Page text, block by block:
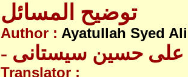
توضیح المسائل
Author : Ayatullah Syed
علی حسین سیستانی
Translator :